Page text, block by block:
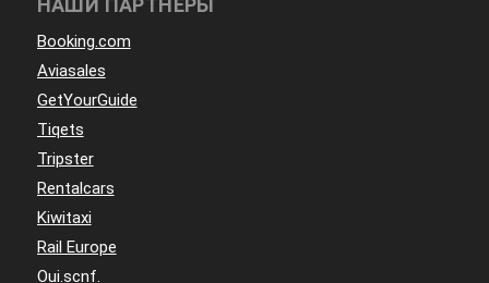
Booking.com
Aviasales
GetYourGuide
Tiqets
Tripster
Rentalcars
Kiwitaxi
Rail Europe
Oui.scnf.